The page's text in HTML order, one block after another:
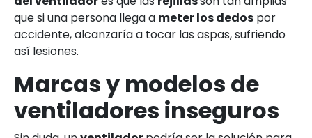
que si una persona llega a meter los dedos por
accidente, alcanzaría a tocar las aspas, sufriendo
así lesiones.
Marcas y modelos de
ventiladores inseguros